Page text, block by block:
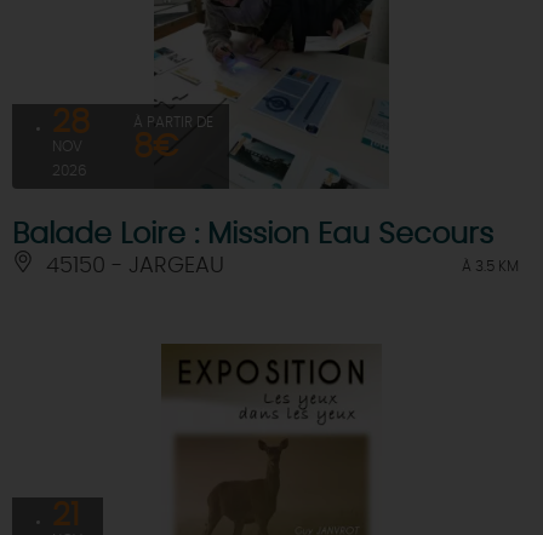
28
NOV
2026
À PARTIR DE
8€
Balade Loire : Mission Eau Secours
45150 - JARGEAU À 3.5 KM
21